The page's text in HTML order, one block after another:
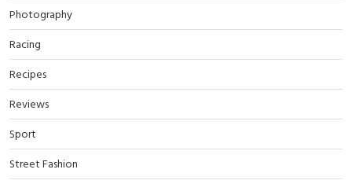
Photography
Racing
Recipes
Reviews
Sport
Street Fashion